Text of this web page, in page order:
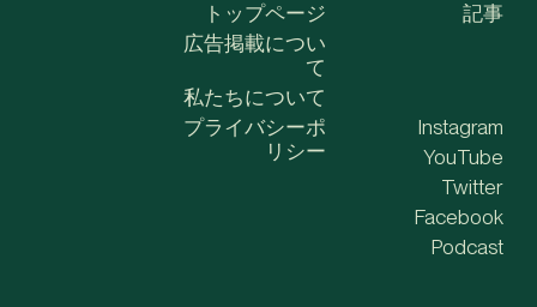
トップページ
広告掲載につい
て
私たちについて
記事
プライバシーポ
リシー
Instagram
YouTube
Twitter
Facebook
Podcast